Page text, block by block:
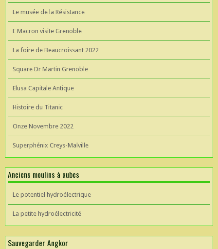
Le musée de la Résistance
E Macron visite Grenoble
La foire de Beaucroissant 2022
Square Dr Martin Grenoble
Elusa Capitale Antique
Histoire du Titanic
Onze Novembre 2022
Superphénix Creys-Malville
Anciens moulins à aubes
Le potentiel hydroélectrique
La petite hydroélectricité
Sauvegarder Angkor